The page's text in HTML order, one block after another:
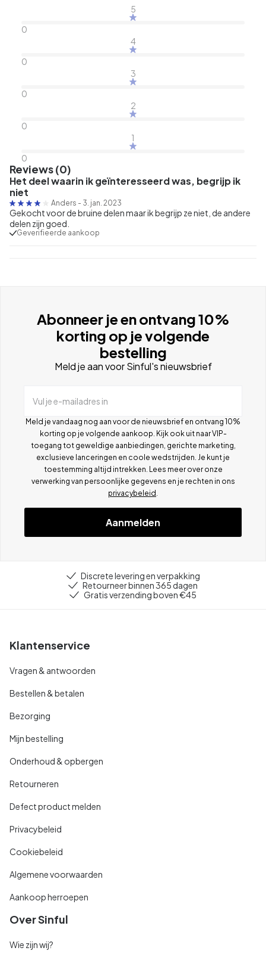
5
0
4
0
3
0
2
0
1
0
Reviews (0)
Het deel waarin ik geïnteresseerd was, begrijp ik
niet
Anders - 3. jan. 2023
Gekocht voor de bruine delen maar ik begrijp ze niet, de andere
delen zijn goed.
Geverifieerde aankoop
Abonneer je en ontvang 10%
korting op je volgende
bestelling
Meld je aan voor Sinful's nieuwsbrief
Vul je e-mailadres in
Meld je vandaag nog aan voor de nieuwsbrief en ontvang 10%
korting op je volgende aankoop. Kijk ook uit naar VIP-
toegang tot geweldige aanbiedingen, gerichte marketing,
exclusieve lanceringen en coole wedstrijden. Je kunt je
toestemming altijd intrekken. Lees meer over onze
verwerking van persoonlijke gegevens en je rechten in ons
privacybeleid
Aanmelden
Discrete levering en verpakking
Retourneer binnen 365 dagen
Gratis verzending boven €45
Klantenservice
Vragen & antwoorden
Bestellen & betalen
Bezorging
Mijn bestelling
Onderhoud & opbergen
Retourneren
Defect product melden
Privacybeleid
Cookiebeleid
Algemene voorwaarden
Aankoop herroepen
Over Sinful
Wie zijn wij?